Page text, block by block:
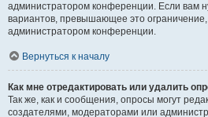
администратором конференции. Если вам
вариантов, превышающее это ограничение,
администратором конференции.
Вернуться к началу
Как мне отредактировать или удалить
Так же, как и сообщения, опросы могут
создателями, модераторами или